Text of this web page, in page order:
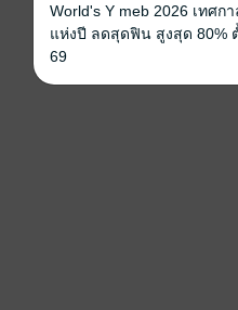
World's Y meb 2026 เทศ
แห่งปี ลดสุดฟิน สูงสุด 80%
69